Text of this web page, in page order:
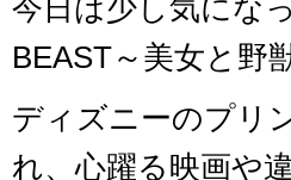
今日は少し気に
BEAST～美女と野
ディズニーのプリ
れ、心躍る映画や